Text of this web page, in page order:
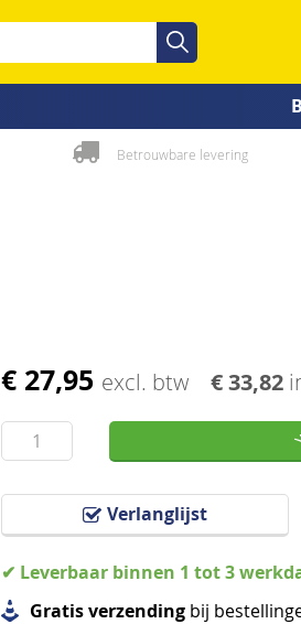
Zoeken
Betrouwbare levering
€ 27,95 excl. btw € 33,82
Verlanglijst
✔ Leverbaar binnen 1 tot 3
Gratis verzending bij